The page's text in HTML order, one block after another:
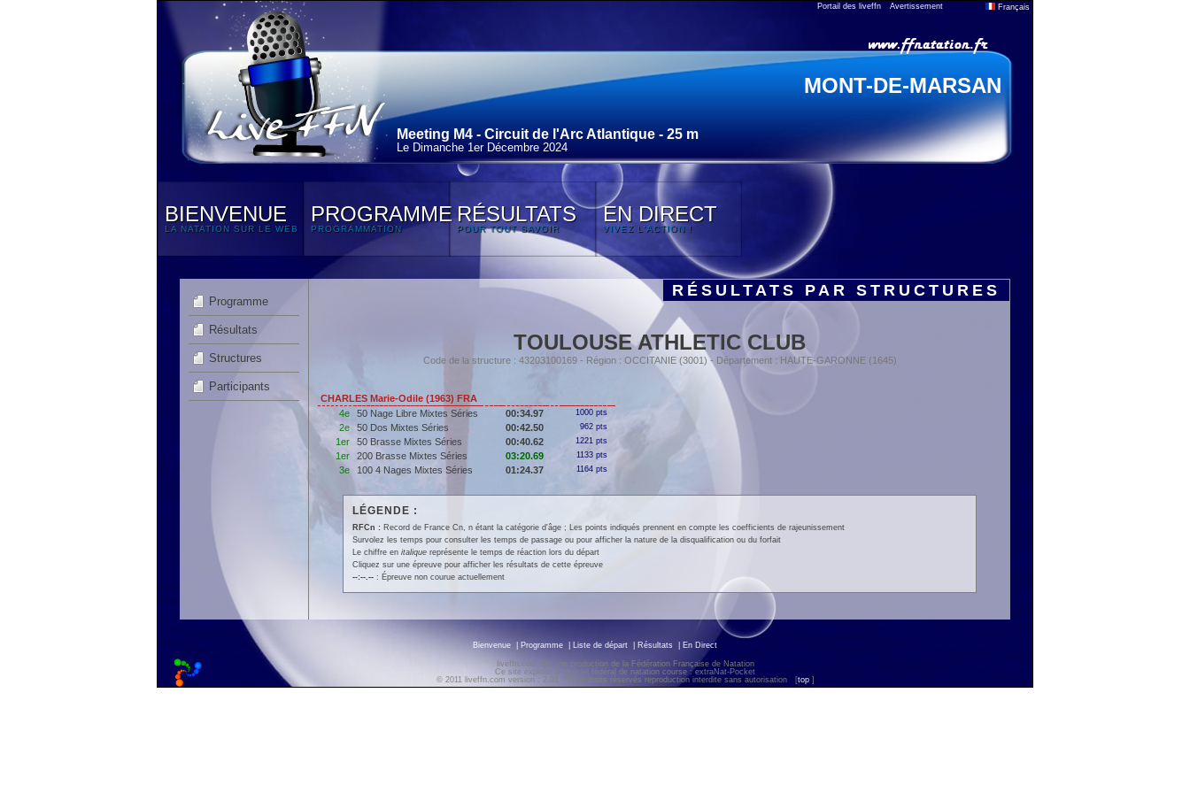
Portail des liveffn Avertissement Français
MONT-DE-MARSAN
Meeting M4 - Circuit de l'Arc Atlantique - 25 m
Le Dimanche 1erDécembre 2024
BIENVENUE
LA NATATION SUR LE WEB
PROGRAMME
PROGRAMMATION
RÉSULTATS
POUR TOUT SAVOIR
EN DIRECT
VIVEZ L'ACTION !
Programme
Résultats
Structures
Participants
RÉSULTATS PAR STRUCTURES
TOULOUSE ATHLETIC CLUB
Code de la structure : 43203100169 - Région : OCCITANIE (3001) - Département : HAUTE-GARONNE (1645)
CHARLES Marie-Odile (1963) FRA
4e
50 Nage Libre Mixtes Séries 00:34.97 1000 pts
2e 50 Dos Mixtes Séries 00:42.50 962 pts
1er 50 Brasse Mixtes Séries 00:40.62 1221 pts
1er 200 Brasse Mixtes Séries 03:20.69 1133 pts
3e 100 4 Nages Mixtes Séries 01:24.37 1164 pts
LÉGENDE :
RFCn : Record de France Cn, n étant la catégorie d'âge ; Les points indiqués prennent en compte les coefficients de rajeunissement
Survolez les temps pour consulter les temps de passage ou pour afficher la nature de la disqualification ou du forfait
Le chiffre en italiquereprésente le temps de réaction lors du départ
Cliquez sur une épreuve pour afficher les résultats de cette épreuve
--:--.--: Épreuve non courue actuellement
Bienvenue Programme Liste de départ Résultats En Direct
liveffn.com est une production de la Fédération Française de Natation
Ce site exploite le logiciel fédéral de natation course : extraNat-Pocket
© 2011 liveffn.com version : 2.01 - Tous droits réservés reproduction interdite sans autorisation
[top ]